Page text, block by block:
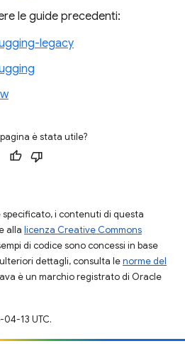
le guide precedenti:
legacy
è stata utile?
i contenuti di questa
alla licenza Creative Commons
di codice sono concessi in base
ulteriori dettagli, consulta lenorme del
è un marchio registrato di Oracle
13 UTC.